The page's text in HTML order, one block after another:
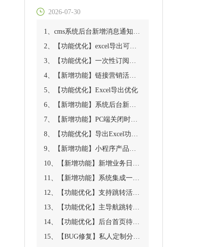
2026-07-30
1、cms系统后台新增消息通知优化
2、【功能优化】excel导出可指定供应商
3、【功能优化】一次性订阅消息功能优化
4、【新增功能】链接营销活动设置，新增优惠券地址
5、【功能优化】Excel导出优化
6、【新增功能】系统后台新增消息通知管理
7、【新增功能】PC端关闭时增加一个宣传移动端的模板
8、【功能优化】导出Excel功能优化
9、【新增功能】小程序产品列表页增加两种新的布局样式配置功能
10、【新增功能】新增业务日程表
11、【新增功能】系统集成一次性订阅消息
12、【功能优化】支持跳转活动营销
13、【功能优化】主导航跳转产品显示具体链接
14、【功能优化】后台首页待办事项内容调整
15、【BUG修复】私人定制分享产品标题获取错误